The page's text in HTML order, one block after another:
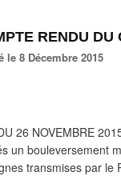
RENDU DU
le 8 Décembre 2015
26 NOVEMBRE
un bouleversement
transmises par le